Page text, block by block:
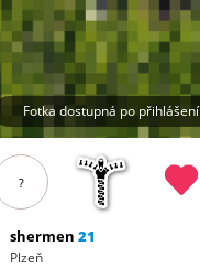
Fotka dostupná po přihlášení
?
shermen 21
Plzeň